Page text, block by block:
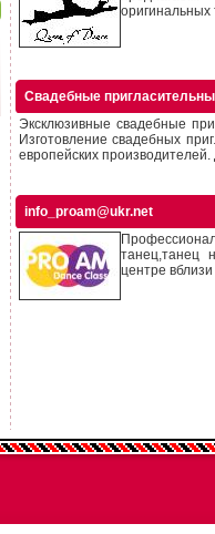
оригинальных
Свадебные
Эксклюзивные свадебные
Изготовление свадебных
европейских производителей.
info_proam@ukr.net
танец,танец
центре